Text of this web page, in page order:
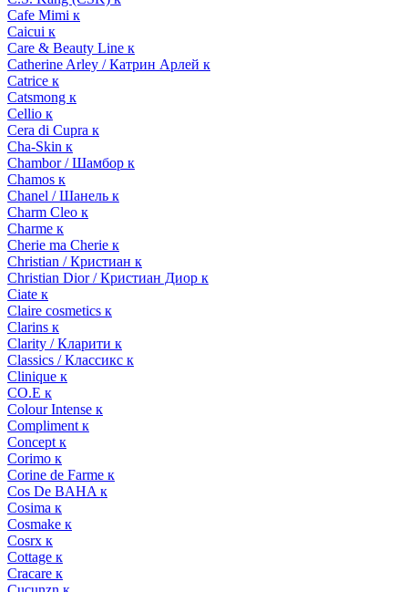
Cafe Mimi к
Caicui к
Care & Beauty Line к
Catherine Arley / Катрин Арлей к
Catrice к
Catsmong к
Cellio к
Cera di Cupra к
Cha-Skin к
Chambor / Шамбор к
Chamos к
Chanel / Шанель к
Charm Cleo к
Charme к
Cherie ma Cherie к
Christian / Кристиан к
Christian Dior / Кристиан Диор к
Ciate к
Claire cosmetics к
Clarins к
Clarity / Кларити к
Classics / Классикс к
Clinique к
CO.E к
Colour Intense к
Compliment к
Concept к
Corimo к
Corine de Farme к
Cos De BAHA к
Cosima к
Cosmake к
Cosrx к
Cottage к
Cracare к